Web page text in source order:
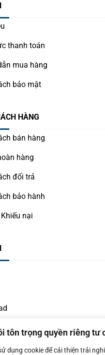
tôn trọng quyền riêng tư
dụng cookie để cải thiện trải
thanh toán
mua hàng
bảo mật
HÀNG
bán hàng
hàng
đổi trả
bảo hành
nại
HÀNG